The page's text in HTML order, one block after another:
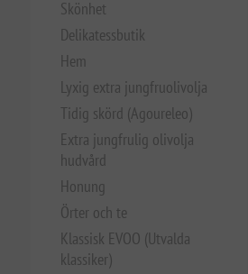
Skönhet
Delikatessbutik
Hem
Lyxig extra jungfruolivolja
Tidig skörd (Agoureleo)
Extra jungfrulig olivolja
hudvård
Honung
Örter och te
Klassisk EVOO (Utvalda
klassiker)